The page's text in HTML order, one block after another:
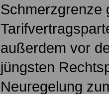
Schmerzgrenze
außerdem vor
jüngsten
Neuregelung